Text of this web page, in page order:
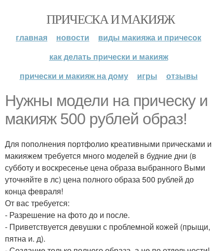
ПРИЧЕСКА И МАКИЯЖ
главная новости
виды макияжа и причесок
как делать прически и макияж
прически и макияж на дому
игры отзывы
Нужны модели на прическу и
макияж 500 рублей образ!
Для пополнения портфолио креативными прическами и
макияжем требуется много моделей в будние дни (в
субботу и воскресенье цена образа выбранного Выми
уточняйте в лс) цена полного образа 500 рублей до
конца февраля!
От вас требуется:
- Разрешение на фото до и после.
- Приветствуется девушки с проблемной кожей (прыщи,
пятна и. д).